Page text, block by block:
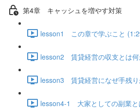
第4章 キャッシュを増やす対策
lesson1 この章で学ぶこと
lesson2 賃貸経営の収支とは
lesson3 賃貸経営になぜ手残
lesson4-1 大家としての副業と